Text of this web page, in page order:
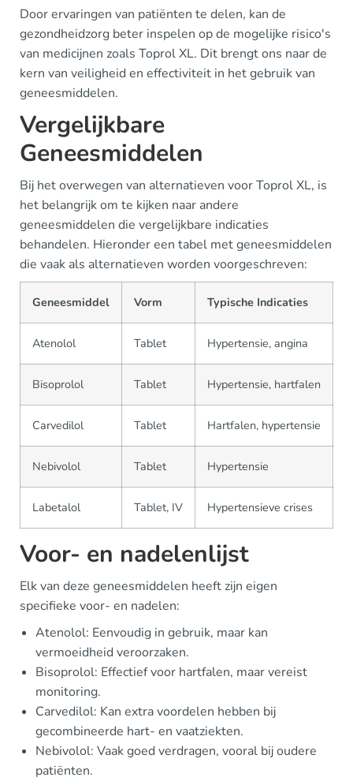
Door ervaringen van patiënten te delen, kan de
gezondheidzorg beter inspelen op de mogelijke risico's
van medicijnen zoals Toprol XL. Dit brengt ons naar de
kern van veiligheid en effectiviteit in het gebruik van
geneesmiddelen.
Vergelijkbare
Geneesmiddelen
Bij het overwegen van alternatieven voor Toprol XL, is
het belangrijk om te kijken naar andere
geneesmiddelen die vergelijkbare indicaties
behandelen. Hieronder een tabel met geneesmiddelen
die vaak als alternatieven worden voorgeschreven:
Geneesmiddel Vorm Typische Indicaties
Atenolol Tablet Hypertensie, angina
Bisoprolol Tablet Hypertensie, hartfalen
Carvedilol Tablet Hartfalen, hypertensie
Nebivolol Tablet Hypertensie
Labetalol Tablet, IV Hypertensieve crises
Voor- en nadelenlijst
Elk van deze geneesmiddelen heeft zijn eigen
specifieke voor- en nadelen:
Atenolol: Eenvoudig in gebruik, maar kan
vermoeidheid veroorzaken.
Bisoprolol: Effectief voor hartfalen, maar vereist
monitoring.
Carvedilol: Kan extra voordelen hebben bij
gecombineerde hart- en vaatziekten.
Nebivolol: Vaak goed verdragen, vooral bij oudere
patiënten.